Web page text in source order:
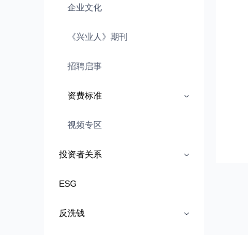
企业文化
《兴业人》期刊
招聘启事
资费标准
视频专区
投资者关系
ESG
反洗钱